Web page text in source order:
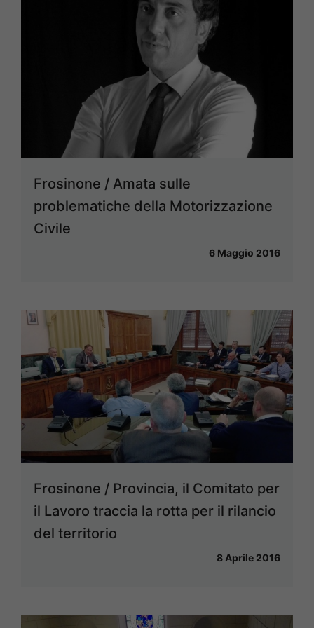
Frosinone / Amata sulle
problematiche della Motorizzazione
Civile
6 Maggio 2016
Frosinone / Provincia, il Comitato per
il Lavoro traccia la rotta per il rilancio
del territorio
8 Aprile 2016